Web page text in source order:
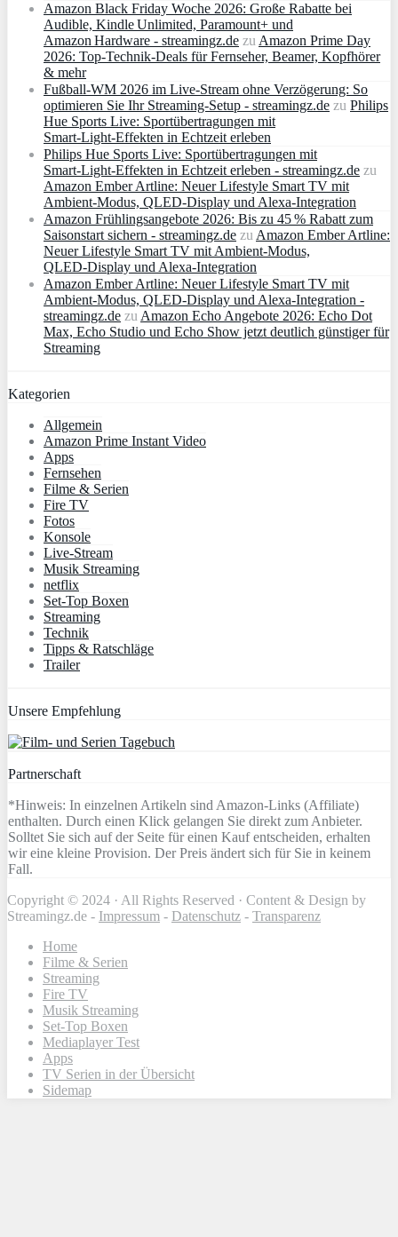
Amazon Black Friday Woche 2026: Große Rabatte bei
Audible, Kindle Unlimited, Paramount+ und
Amazon Hardware - streamingz.de zuAmazon Prime Day
2026: Top-Technik-Deals für Fernseher, Beamer, Kopfhörer
& mehr
Fußball-WM 2026 im Live-Stream ohne Verzögerung: So
optimieren Sie Ihr Streaming-Setup - streamingz.de zu Philips
Hue Sports Live: Sportübertragungen mit
Smart‑Light‑Effekten in Echtzeit erleben
Philips Hue Sports Live: Sportübertragungen mit
Smart‑Light‑Effekten in Echtzeit erleben - streamingz.de zu
Amazon Ember Artline: Neuer Lifestyle Smart TV mit
Ambient‑Modus, QLED‑Display und Alexa‑Integration
Amazon Frühlingsangebote 2026: Bis zu 45 % Rabatt zum
Saisonstart sichern - streamingz.de zuAmazon Ember Artline:
Neuer Lifestyle Smart TV mit Ambient‑Modus,
QLED‑Display und Alexa‑Integration
Amazon Ember Artline: Neuer Lifestyle Smart TV mit
Ambient‑Modus, QLED‑Display und Alexa‑Integration -
streamingz.de zuAmazon Echo Angebote 2026: Echo Dot
Max, Echo Studio und Echo Show jetzt deutlich günstiger für
Streaming
Kategorien
Allgemein
Amazon Prime Instant Video
Apps
Fernsehen
Filme & Serien
Fire TV
Fotos
Konsole
Live-Stream
Musik Streaming
netflix
Set-Top Boxen
Streaming
Technik
Tipps & Ratschläge
Trailer
Unsere Empfehlung
Partnerschaft
*Hinweis: In einzelnen Artikeln sind Amazon-Links (Affiliate)
enthalten. Durch einen Klick gelangen Sie direkt zum Anbieter.
Solltet Sie sich auf der Seite für einen Kauf entscheiden, erhalten
wir eine kleine Provision. Der Preis ändert sich für Sie in keinem
Fall.
Copyright © 2024 · All Rights Reserved · Content & Design by
Streamingz.de - Impressum - Datenschutz - Transparenz
Home
Filme & Serien
Streaming
Fire TV
Musik Streaming
Set-Top Boxen
Mediaplayer Test
Apps
TV Serien in der Übersicht
Sidemap